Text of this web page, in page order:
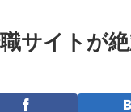
サイトが